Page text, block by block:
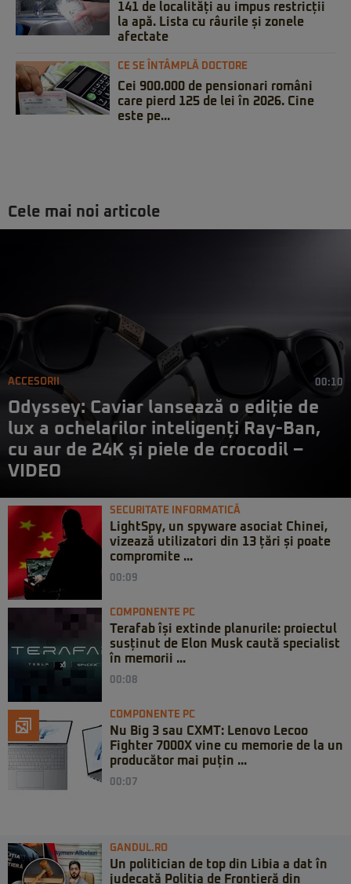
141 de localități au impus restricții
la apă. Lista cu râurile și zonele
afectate
CE SE ÎNTÂMPLĂ DOCTORE
Cei 900.000 de pensionari români
care pierd 125 de lei în 2026. Cine
este pe...
Cele mai noi articole
ACCESORII 00:10
Odyssey: Caviar lansează o ediție de
lux a ochelarilor inteligenți Ray-Ban,
cu aur de 24K și piele de crocodil –
VIDEO
SECURITATE INFORMATICĂ
LightSpy, un spyware asociat Chinei,
vizează utilizatori din 13 țări și poate
compromite ...
00:09
COMPONENTE PC
Terafab își extinde planurile: proiectul
susținut de Elon Musk caută specialist
în memorii ...
00:08
COMPONENTE PC
Nu Big 3 sau CXMT: Lenovo Lecoo
Fighter 7000X vine cu memorie de la un
producător mai puțin ...
00:07
GANDUL.RO
Un politician de top din Libia a dat în
judecată Poliția de Frontieră din